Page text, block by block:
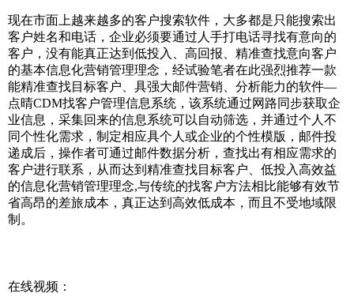
现在市面上越来越多的客户搜索软件，大多都是只能搜索出
客户姓名和电话，企业必须要通过人手打电话寻找有意向的
客户，没有能真正达到低投入、高回报、精准查找意向客户
的基本信息化营销管理理念，经试验笔者在此强烈推荐一款
能精准查找目标客户、具强大邮件营销、分析能力的软件—
点晴CDM找客户管理信息系统，该系统通过网路同步获取企
业信息，采集回来的信息系统可以自动筛选，并通过个人不
同个性化需求，制定相应具个人或企业的个性模版，邮件投
递成后，操作者可通过邮件数据分析，查找出有相应需求的
客户进行联系，从而达到精准查找目标客户、低投入高效益
的信息化营销管理理念,与传统的找客户方法相比能够有效节
省高昂的差旅成本，真正达到高效低成本，而且不受地域限
制。
在线视频：